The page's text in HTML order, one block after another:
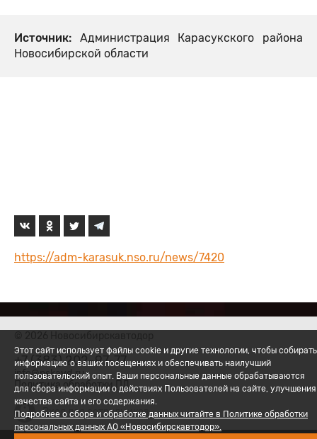
Источник: Администрация Карасукского района
Новосибирской области
https://adm-karasuk.nso.ru/news/7420
+7 (383) 202-97-77
ur.dvaksn@ofni
Политика обработки ПД
Вход для сотрудников
Этот сайт использует файлы cookie и другие технологии, чтобы собирать
информацию о ваших посещениях и обеспечивать наилучший
пользовательский опыт. Ваши персональные данные обрабатываются
для сбора информации о действиях Пользователей на сайте, улучшения
качества сайта и его содержания.
Подробнее о сборе и обработке данных читайте в Политике обработки
персональных данных АО «Новосибирскавтодор».